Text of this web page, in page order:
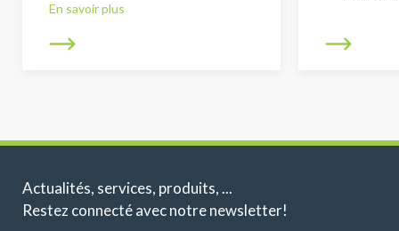
En savoir plus
Actualités, services, produits, ...
Restez connecté avec notre newsletter!